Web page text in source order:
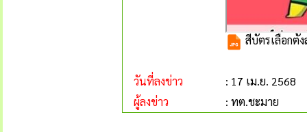
สีบัตรเลือกตั้
วันที่ลงข่าว
: 17 เม.ย. 2568
ผู้ลงข่าว
: ทต.ชะมาย